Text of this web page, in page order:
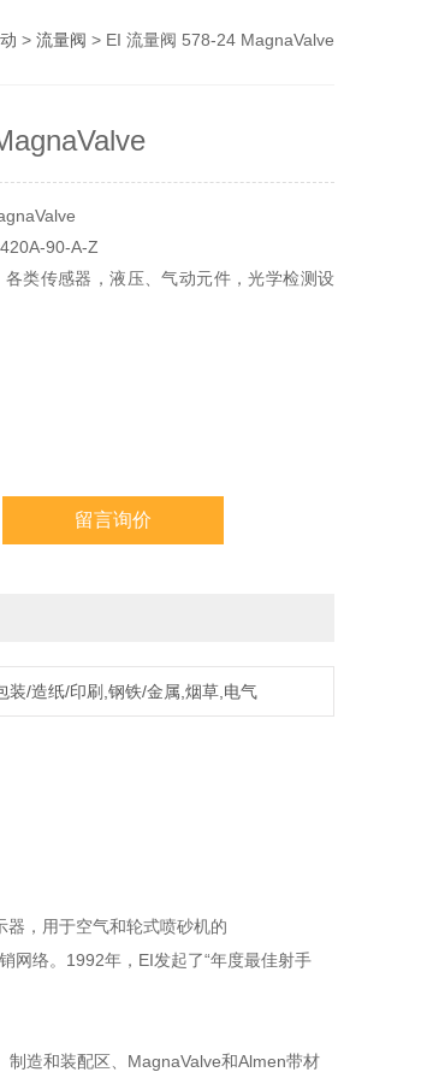
> 流量阀 > EI 流量阀 578-24 MagnaValve
90-A-Z
类传感器，液压、气动元件，光学检测设
留言询价
装/造纸/印刷,钢铁/金属,烟草,电气
，用于空气和轮式喷砂机的
网络。1992年，EI发起了“年度最佳射手
造和装配区、MagnaValve和Almen带材